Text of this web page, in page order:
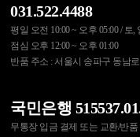
031.522.4488
평일 오전 10:00 ~ 오후 05:00 / 토
점심 오후 12:00 ~ 오후 01:00
반품 주소 : 서울시 송파구 동남
국민은행
무통장 입금 결제 또는 교환/반